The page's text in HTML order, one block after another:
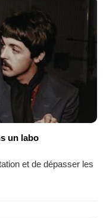
un labo
et de dépasser les